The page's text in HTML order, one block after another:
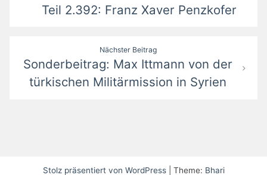
Teil 2.392: Franz Xaver Penzkofer
Nächster Beitrag
Sonderbeitrag: Max Ittmann von der
türkischen Militärmission in Syrien
Stolz präsentiert von WordPress Theme: Bhari